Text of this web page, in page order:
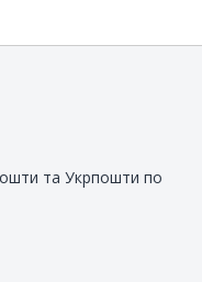
та Укрпошти по